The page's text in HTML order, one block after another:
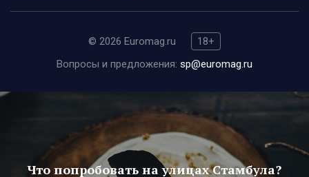
© 2026 Euromag.ru
18+
Вопросы и предложения: sp@euromag.ru
Что попробовать на улицах Стамбула?